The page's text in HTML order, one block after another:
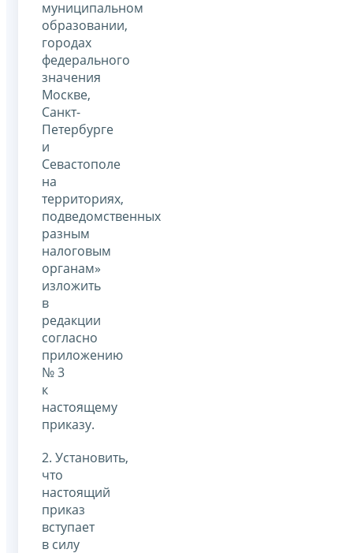
муниципальном
образовании,
городах
федерального
значения
Москве,
Санкт-
Петербурге
и
Севастополе
на
территориях,
подведомственных
разным
налоговым
органам»
изложить
в
редакции
согласно
приложению
№ 3
к
настоящему
приказу.
2. Установить,
что
настоящий
приказ
вступает
в силу